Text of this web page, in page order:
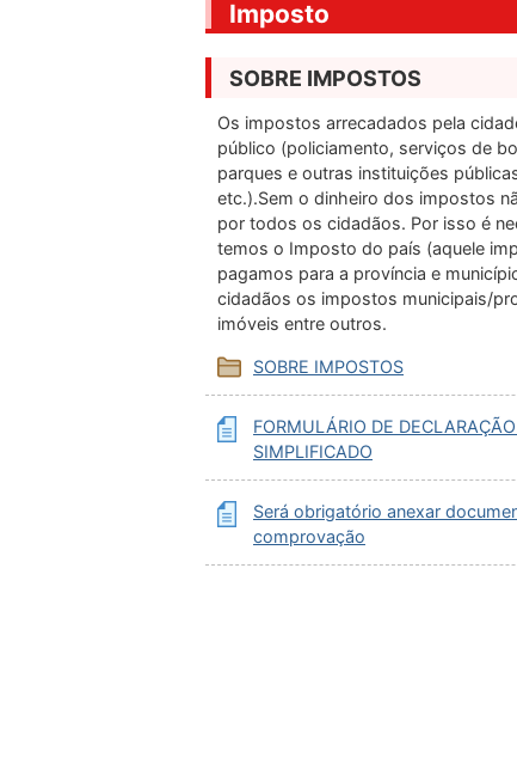
Imposto
SOBRE IMPOSTOS
Os impostos arrecadados pela
público (policiamento, serviços de
parques e outras instituições
etc.).Sem o dinheiro dos impostos
por todos os cidadãos. Por isso é
temos o Imposto do país (aquele
pagamos para a província e
cidadãos os impostos municipais/
imóveis entre outros.
SOBRE IMPOSTOS
FORMULÁRIO DE
SIMPLIFICADO
Será obrigatório anexar
comprovação